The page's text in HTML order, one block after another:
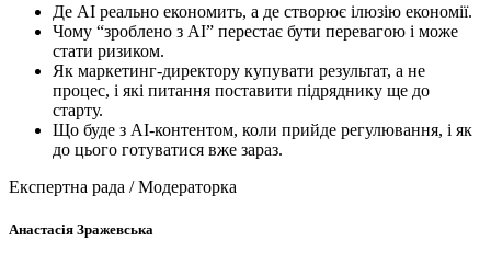
Де AI реально економить, а де створює ілюзію економії.
Чому “зроблено з AI” перестає бути перевагою і може
стати ризиком.
Як маркетинг-директору купувати результат, а не
процес, і які питання поставити підряднику ще до
старту.
Що буде з AI-контентом, коли прийде регулювання, і як
до цього готуватися вже зараз.
Експертна рада / Модераторка
Анастасія Зражевська